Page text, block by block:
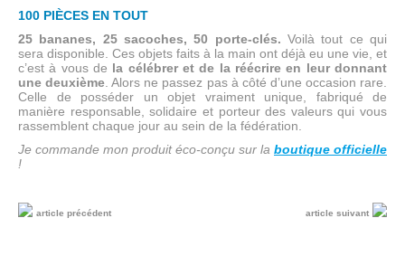
100 PIÈCES EN TOUT
25 bananes, 25 sacoches, 50 porte-clés. Voilà tout ce qui
sera disponible. Ces objets faits à la main ont déjà eu une vie, et
c’est à vous de la célébrer et de la réécrire en leur donnant
une deuxième . Alors ne passez pas à côté d’une occasion rare.
Celle de posséder un objet vraiment unique, fabriqué de
manière responsable, solidaire et porteur des valeurs qui vous
rassemblent chaque jour au sein de la fédération.
Je commande mon produit éco-conçu sur la boutique officielle
!
article précédent article suivant